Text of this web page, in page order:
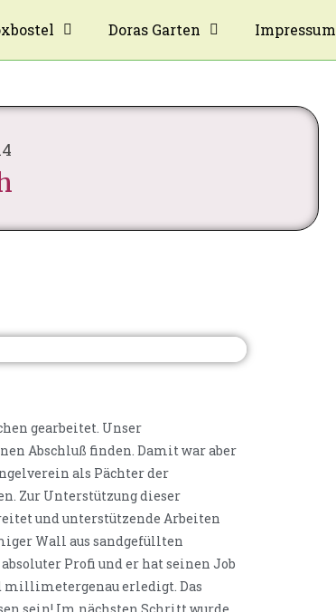
Doras Garten Impressum
gearbeitet. Unser
Abschluß finden. Damit war aber
als Pächter der
Zur Unterstützung dieser
und unterstützende Arbeiten
Wall aus sandgefüllten
Profi und er hat seinen Job
millimetergenau erledigt. Das